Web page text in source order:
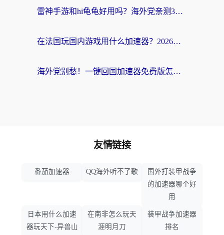
雷神手游和hi龟龟好用吗？海外党亲测3款回国加速器，教你选对国外到国内加速器
在法国玩国内游戏用什么加速器？2026实测解决延迟卡顿的实用指南
海外党别愁！一键回国加速器免费版怎么选？从踩坑到流畅访问的全攻略
友情链接
番茄加速器 QQ海外听不了歌
国外打装甲战争
的加速器哪个好
用
日本用什么加速
器玩天下-异兽山
在南非怎么玩天
涯明月刀
装甲战争加速器
排名